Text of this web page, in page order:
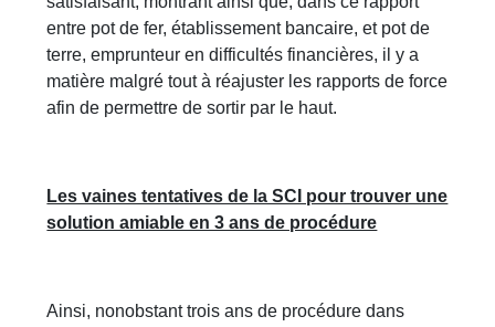
entre pot de fer, établissement bancaire, et pot de
terre, emprunteur en difficultés financières, il y a
matière malgré tout à réajuster les rapports de force
afin de permettre de sortir par le haut.
Les vaines tentatives de la SCI pour trouver une
solution amiable en 3 ans de procédure
Ainsi, nonobstant trois ans de procédure dans